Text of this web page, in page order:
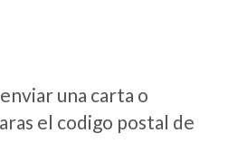
una carta o
el codigo postal de